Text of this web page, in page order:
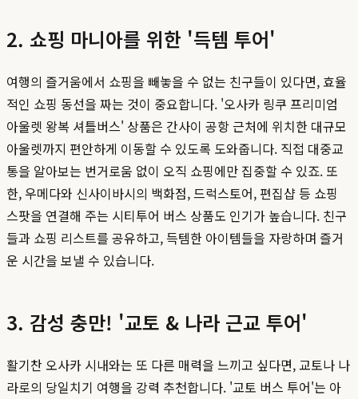
2. 쇼핑 마니아를 위한 '득템 투어'
여행의 즐거움에서 쇼핑을 빼놓을 수 없는 친구들이 있다면, 효율
적인 쇼핑 동선을 짜는 것이 중요합니다. '오사카 링쿠 프리미엄
아울렛 왕복 셔틀버스' 상품은 간사이 공항 근처에 위치한 대규모
아울렛까지 편안하게 이동할 수 있도록 도와줍니다. 직접 대중교
통을 알아보는 번거로움 없이 오직 쇼핑에만 집중할 수 있죠. 또
한, 우메다와 신사이바시의 백화점, 드럭스토어, 편집샵 등 쇼핑
스팟을 연결해 주는 시티투어 버스 상품도 인기가 높습니다. 친구
들과 쇼핑 리스트를 공유하고, 득템한 아이템들을 자랑하며 즐거
운 시간을 보낼 수 있습니다.
3. 감성 충만! '교토 & 나라 근교 투어'
활기찬 오사카 시내와는 또 다른 매력을 느끼고 싶다면, 교토나 나
라로의 당일치기 여행을 강력 추천합니다. '교토 버스 투어'는 아